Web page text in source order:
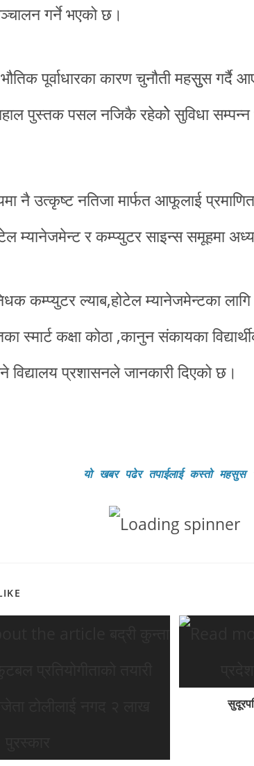
गर्ने भएको छ।
भौतिक पूर्वाधारका कारण चुनौती महसुुस
पुस्तक पसल नजिकै रहेकोे सुविधा
नै उत्कृष्ट नतिजा मार्फत आफूलाई
म्यानेजमेन्ट र कम्प्युटर साइन्स समूहमा
कम्प्युटर ल्याब,होटेल म्यानेजमेन्टका
स्मार्ट कक्षा कोठा ,कानुन संकायका
विद्यालय प्रशासनले जानकारी दिएको छ।
यो खबर पढेर तपाईलाई कस्तो महसुस